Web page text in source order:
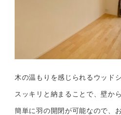
木の温もりを感じられるウッド
スッキリと納まることで、壁か
簡単に羽の開閉が可能なので、